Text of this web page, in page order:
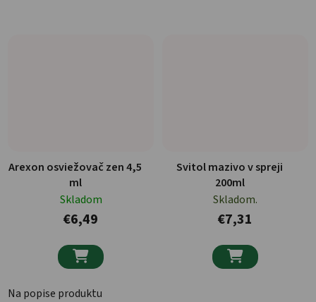
Arexon osviežovač zen 4,5
ml
Skladom
€6,49

Na popise produktu
Svitol mazivo v spreji
200ml
Skladom.
€7,31
